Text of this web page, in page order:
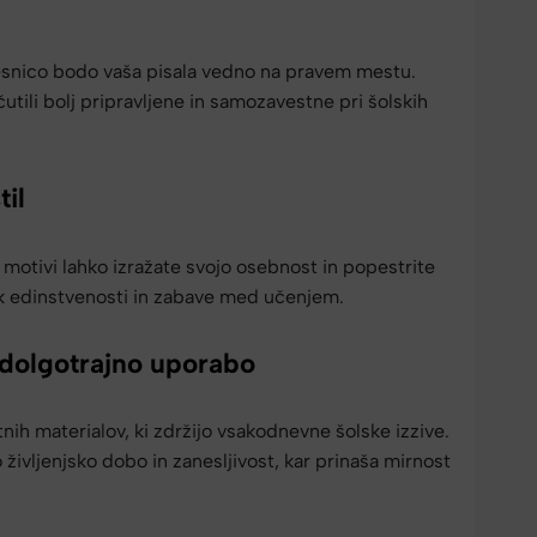
bodo vaša pisala vedno na pravem mestu.
bolj pripravljene in samozavestne pri šolskih
lahko izražate svojo osebnost in popestrite
edinstvenosti in zabave med učenjem.
uporabo
materialov, ki zdržijo vsakodnevne šolske izzive.
dobo in zanesljivost, kar prinaša mirnost